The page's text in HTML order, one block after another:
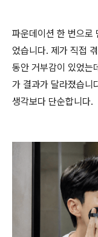
파운데이션 한 번으로
었습니다. 제가 직접
동안 거부감이 있었는
가 결과가 달라졌습니
생각보다 단순합니다.